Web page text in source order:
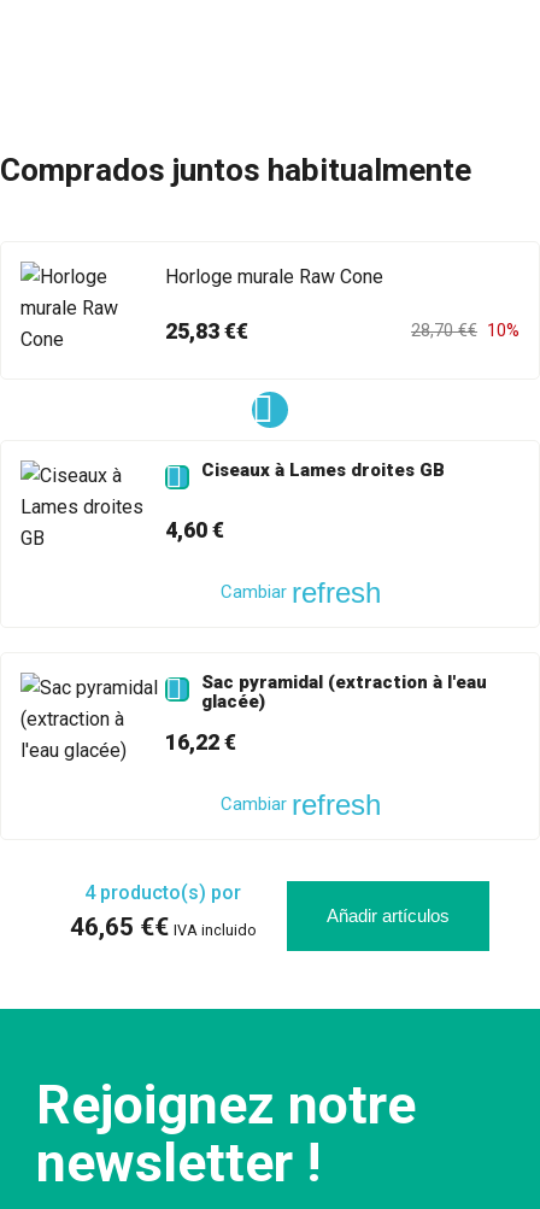
Comprados juntos habitualmente
Horloge murale Raw Cone
25,83 €€ 28,70 €€ 10%
 Ciseaux à Lames droites GB
4,60 €
Cambiar refresh

Sac pyramidal (extraction à l'eau
glacée)
16,22 €
Cambiar refresh
4producto(s) por
46,65 €€ IVA incluido
Añadir artículos
Rejoignez notre
newsletter !